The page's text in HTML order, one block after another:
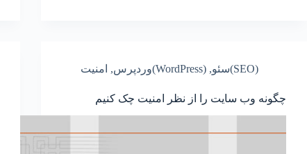
(SEO)سئو , (WordPress)وردپرس , امنیت
چگونه وب سایت را از نظر امنیت چک کنیم